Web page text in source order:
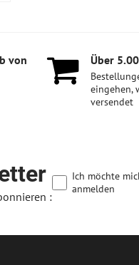
von
Über
eingehen,
versendet
:
Ich möchte
anmelden